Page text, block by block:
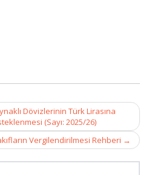
Dövizlerinin Türk Lirasına
(Sayı: 2025/26)
Vergilendirilmesi Rehberi →